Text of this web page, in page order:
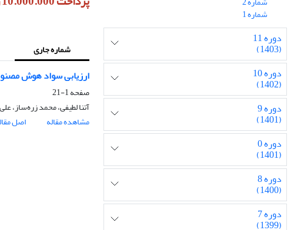
شماره 1
دوره 11
(1403)
دوره 10
(1402)
دوره 9
(1401)
دوره 0
(1401)
دوره 8
(1400)
دوره 7
(1399)
شماره جاری
ارزیابی سواد هوش
صفحه1-21
آتنا لطیفی، محمد زره‌ساز،
مشاهده مقاله
اصل